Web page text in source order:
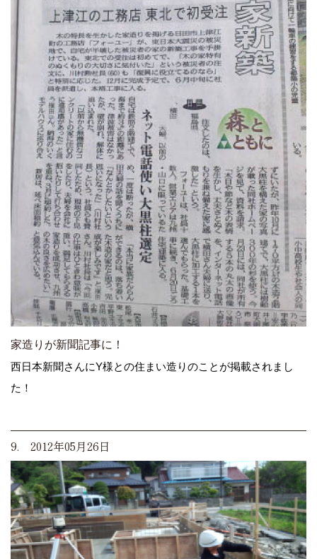
家造りが新聞記事に！
西日本新聞さんにY様との住まい造りのことが掲載されまし
た！
9. 2012年05月26日